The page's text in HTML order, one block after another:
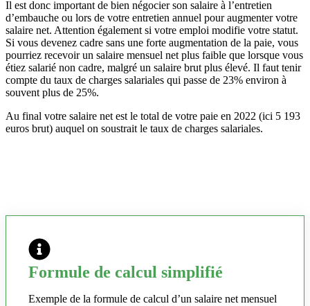
Il est donc important de bien négocier son salaire à l’entretien
d’embauche ou lors de votre entretien annuel pour augmenter votre
salaire net. Attention également si votre emploi modifie votre statut.
Si vous devenez cadre sans une forte augmentation de la paie, vous
pourriez recevoir un salaire mensuel net plus faible que lorsque vous
étiez salarié non cadre, malgré un salaire brut plus élevé. Il faut tenir
compte du taux de charges salariales qui passe de 23% environ à
souvent plus de 25%.
Au final votre salaire net est le total de votre paie en 2022 (ici 5 193
euros brut) auquel on soustrait le taux de charges salariales.
Formule de calcul simplifié
Exemple de la formule de calcul d’un salaire net mensuel